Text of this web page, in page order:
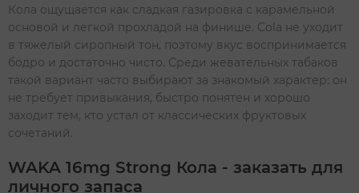
Кола ощущается как сладкая газировка с карамельной
основой и легкой прохладой на финише. Cola не уходит
в тяжелый сиропный тон, поэтому вкус воспринимается
бодро и достаточно чисто. Среди жевательных табаков
такой вариант часто выбирают за знакомый характер: он
не требует привыкания, быстро понятен и хорошо
заходит тем, кто устал от классических фруктовых
сочетаний.
WAKA 16mg Strong Кола - заказать для
личного запаса